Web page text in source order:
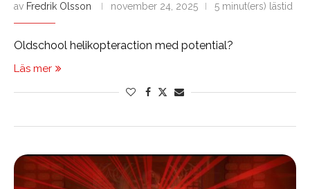
av Fredrik Olsson november 24, 2025 5 minut(ers) lästid
Oldschool helikopteraction med potential?
Läs mer